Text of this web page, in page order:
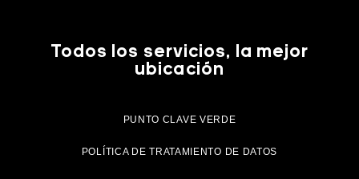
Todos los servicios, la mejor
ubicación
PUNTO CLAVE VERDE
POLÍTICA DE TRATAMIENTO DE DATOS